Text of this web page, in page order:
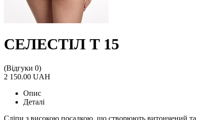
СЕЛЕСТІЛ Т 15
(Відгуки 0)
2 150.00 UAH
Опис
Деталі
Сліпи з високою посадкою, що створюють витончений та